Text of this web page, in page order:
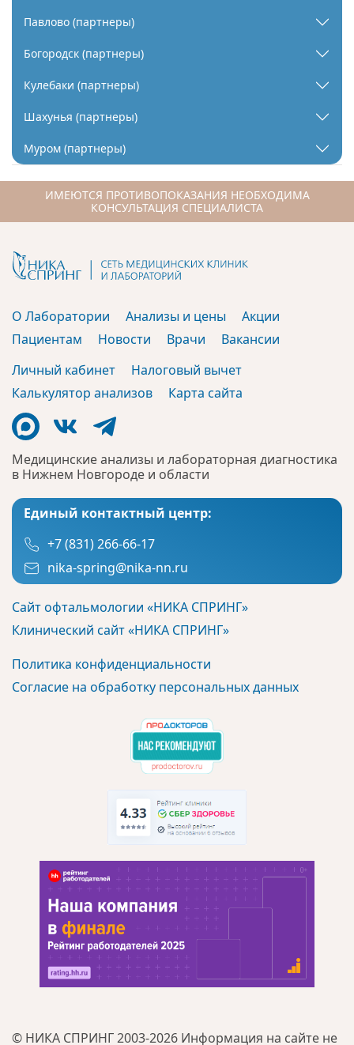
Павлово (партнеры)
Богородск (партнеры)
Кулебаки (партнеры)
Шахунья (партнеры)
Муром (партнеры)
ИМЕЮТСЯ ПРОТИВОПОКАЗАНИЯ НЕОБХОДИМА
КОНСУЛЬТАЦИЯ СПЕЦИАЛИСТА
Медицинские анализы и лабораторная диагностика
в Нижнем Новгороде и области
Единый контактный центр:
+7 (831) 266-66-17
nika-spring@nika-nn.ru
Сайт офтальмологии «НИКА СПРИНГ»
Клинический сайт «НИКА СПРИНГ»
Политика конфиденциальности
Согласие на обработку персональных данных
О Лаборатории Анализы и цены
Акции
Пациентам
Новости Врачи
Вакансии
Личный кабинет
Налоговый вычет
Калькулятор анализов
Карта сайта
© НИКА СПРИНГ 2003-2026 Информация на сайте не